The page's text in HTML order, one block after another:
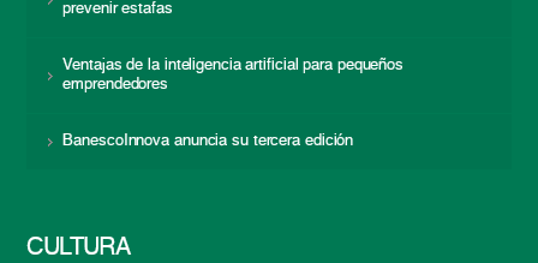
prevenir estafas
Ventajas de la inteligencia artificial para pequeños
emprendedores
BanescoInnova anuncia su tercera edición
CULTURA